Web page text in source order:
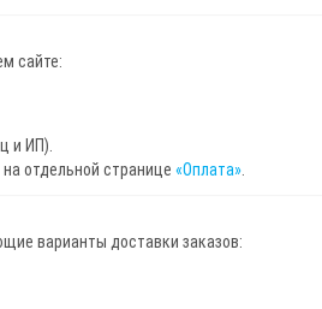
сайте:
и ИП).
отдельной странице «Оплата»
варианты доставки заказов: